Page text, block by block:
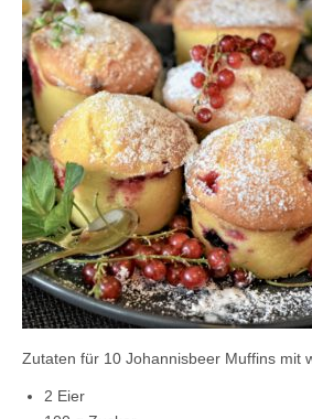
Kontaktieren Sie uns!
Mein Konto
Zutaten für 10 Johannisbeer Muffins mit
2 Eier